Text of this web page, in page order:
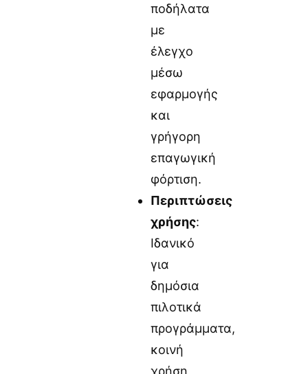
ποδήλατα
με
έλεγχο
μέσω
εφαρμογής
και
γρήγορη
επαγωγική
φόρτιση.
Περιπτώσεις
χρήσης:
Ιδανικό
για
δημόσια
πιλοτικά
προγράμματα,
κοινή
χρήση